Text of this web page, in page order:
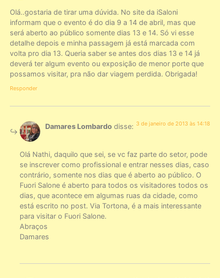
Olá..gostaria de tirar uma dúvida. No site da iSaloni
informam que o evento é do dia 9 a 14 de abril, mas que
será aberto ao público somente dias 13 e 14. Só vi esse
detalhe depois e minha passagem já está marcada com
volta pro dia 13. Queria saber se antes dos dias 13 e 14 já
deverá ter algum evento ou exposição de menor porte que
possamos visitar, pra não dar viagem perdida. Obrigada!
Responder
Damares Lombardo disse: 3 de janeiro de 2013 às 14:18
Olá Nathi, daquilo que sei, se vc faz parte do setor, pode
se inscrever como profissional e entrar nesses dias, caso
contrário, somente nos dias que é aberto ao público. O
Fuori Salone é aberto para todos os visitadores todos os
dias, que acontece em algumas ruas da cidade, como
está escrito no post. Via Tortona, é a mais interessante
para visitar o Fuori Salone.
Abraços
Damares